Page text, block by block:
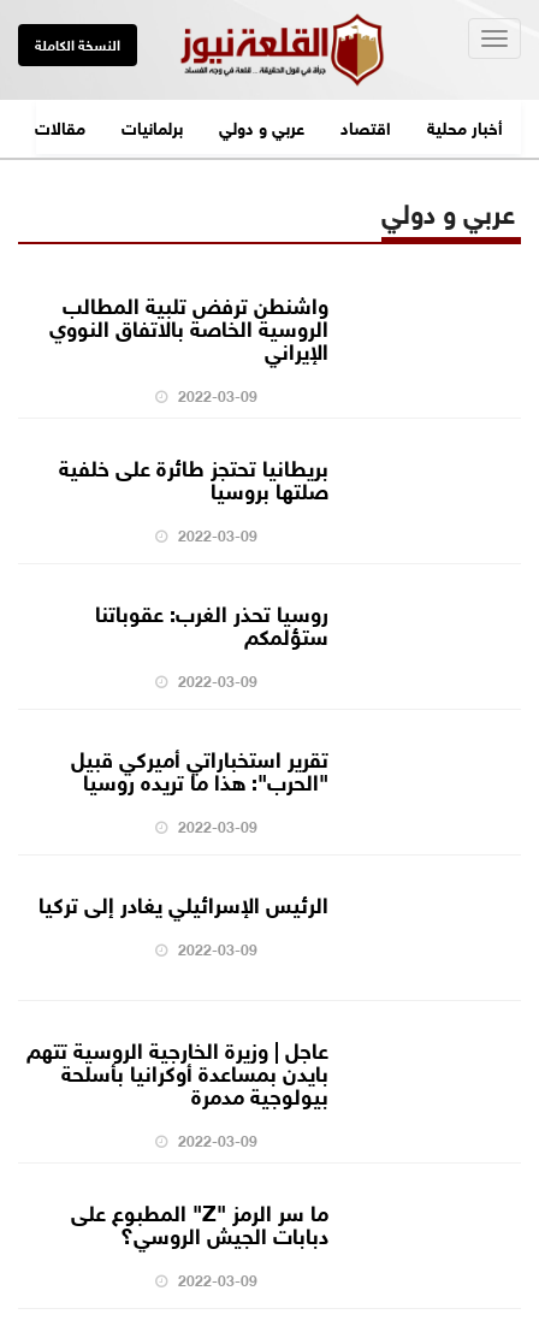
النسخة الكاملة
أخبار محلية اقتصاد عربي و دولي برلمانيات مقالات
عربي و دولي
واشنطن ترفض تلبية المطالب
الروسية الخاصة بالاتفاق النووي
الإيراني
2022-03-09
بريطانيا تحتجز طائرة على خلفية
صلتها بروسيا
2022-03-09
روسيا تحذر الغرب: عقوباتنا
ستؤلمكم
2022-03-09
تقرير استخباراتي أميركي قبيل
"الحرب": هذا ما تريده روسيا
2022-03-09
الرئيس الإسرائيلي يغادر إلى تركيا
2022-03-09
عاجل | وزيرة الخارجية الروسية تتهم
بايدن بمساعدة أوكرانيا بأسلحة
بيولوجية مدمرة
2022-03-09
ما سر الرمز "Z" المطبوع على
دبابات الجيش الروسي؟
2022-03-09